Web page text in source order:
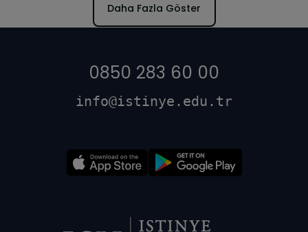
Daha Fazla Göster
0850 283 60 00
info@istinye.edu.tr